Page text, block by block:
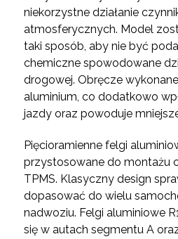
niekorzystne działanie
atmosferycznych. Model
taki sposób, aby nie być
chemiczne spowodowane
drogowej. Obręcze
aluminium, co dodatkowo
jazdy oraz powoduje
Pięcioramienne felgi
przystosowane do montażu
TPMS. Klasyczny design
dopasować do wielu
nadwoziu. Felgi aluminiowe
się w autach segmentu A